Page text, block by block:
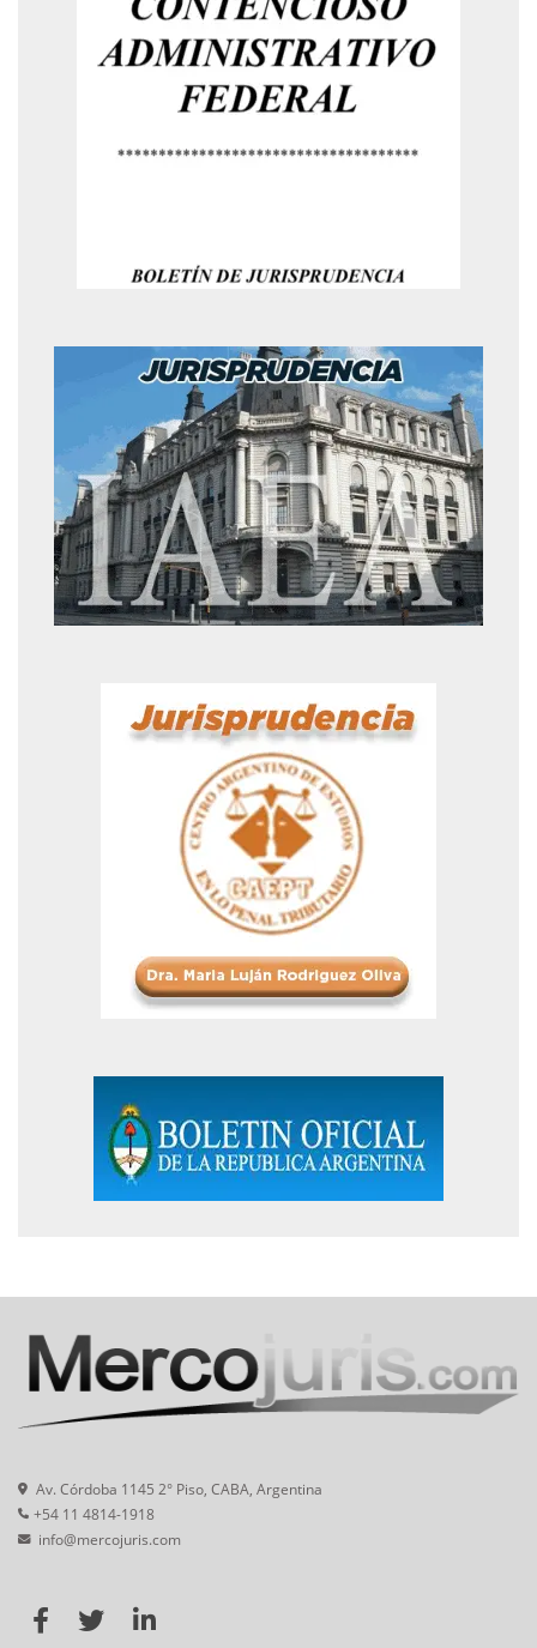
Av. Córdoba 1145 2° Piso, CABA, Argentina
+54 11 4814-1918
info@mercojuris.com